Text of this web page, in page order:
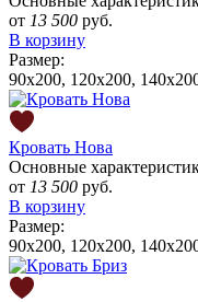
от 13 500 руб.
В корзину
Размер:
90x200, 120x200,
Кровать Нова
Основные
от 13 500 руб.
В корзину
Размер:
90x200, 120x200,